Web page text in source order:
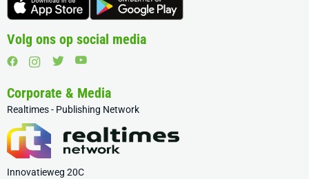
Volg ons op social media
Corporate & Media
Realtimes - Publishing Network
Innovatieweg 20C